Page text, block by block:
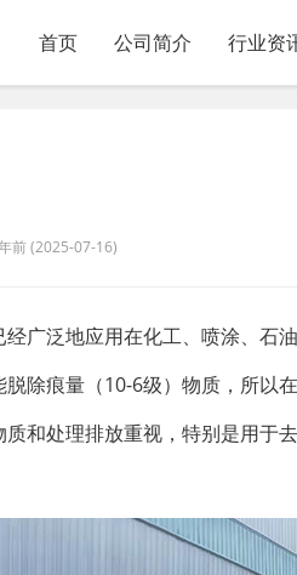
首页 公司简介 行业资
前 (2025-07-16)
广泛地应用在化工、喷涂、石
除痕量（10-6级）物质，所以
和处理排放重视，特别是用于